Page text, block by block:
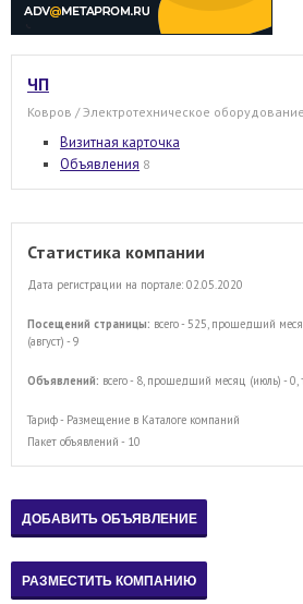
ЧП
Ковров / Электротехническое
Визитная карточка
Объявления 8
Статистика компании
Дата регистрации на портале: 02.05.2020
Посещений страницы: всего - 525, прошедший
(август) - 9
Объявлений: всего - 8, прошедший месяц (июль) - 0,
Тариф - Размещение в Каталоге компаний
Пакет объявлений - 10